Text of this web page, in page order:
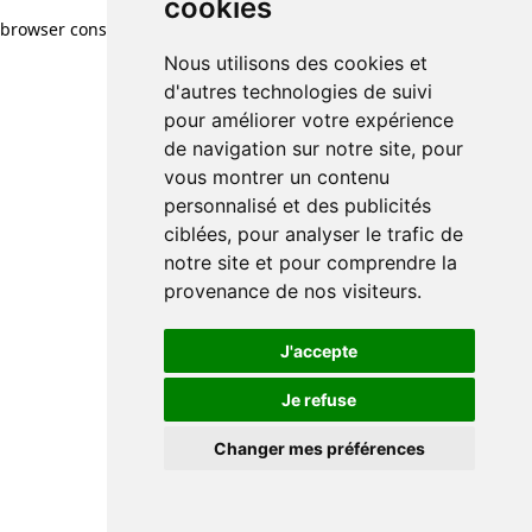
cookies
Nous utilisons des cookies et
d'autres technologies de suivi
pour améliorer votre expérience
de navigation sur notre site, pour
vous montrer un contenu
personnalisé et des publicités
ciblées, pour analyser le trafic de
notre site et pour comprendre la
provenance de nos visiteurs.
J'accepte
Je refuse
Changer mes préférences
browser console for more information)